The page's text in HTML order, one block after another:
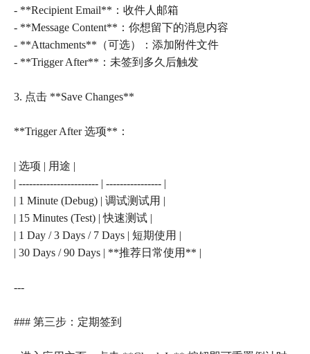
- **Recipient Email**：收件人邮箱
- **Message Content**：你想留下的消息内容
- **Attachments**（可选）：添加附件文件
- **Trigger After**：未签到多久后触发
3. 点击 **Save Changes**
**Trigger After 选项**：
| 选项 | 用途 |
| ----------------------- | ---------------- |
| 1 Minute (Debug) | 调试测试用 |
| 15 Minutes (Test) | 快速测试 |
| 1 Day / 3 Days / 7 Days | 短期使用 |
| 30 Days / 90 Days | **推荐日常使用** |
---
### 第三步：定期签到